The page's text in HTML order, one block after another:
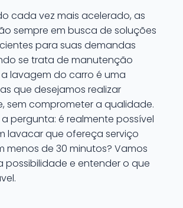
cada vez mais acelerado, as
sempre em busca de soluções
para suas demandas
se trata de manutenção
lavagem do carro é uma
que desejamos realizar
sem comprometer a qualidade.
pergunta: é realmente possível
lavacar que ofereça serviço
menos de 30 minutos? Vamos
possibilidade e entender o que